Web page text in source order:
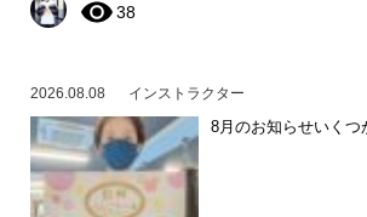
38
2026.08.08 インストラクター
8月のお知らせいくつ